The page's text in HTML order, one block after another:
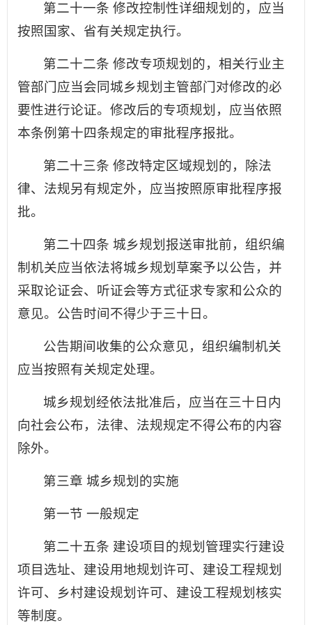
第二十一条 修改控制性详细规划的，应当
按照国家、省有关规定执行。
第二十二条 修改专项规划的，相关行业主
管部门应当会同城乡规划主管部门对修改的必
要性进行论证。修改后的专项规划，应当依照
本条例第十四条规定的审批程序报批。
第二十三条 修改特定区域规划的，除法
律、法规另有规定外，应当按照原审批程序报
批。
第二十四条 城乡规划报送审批前，组织编
制机关应当依法将城乡规划草案予以公告，并
采取论证会、听证会等方式征求专家和公众的
意见。公告时间不得少于三十日。
公告期间收集的公众意见，组织编制机关
应当按照有关规定处理。
城乡规划经依法批准后，应当在三十日内
向社会公布，法律、法规规定不得公布的内容
除外。
第三章 城乡规划的实施
第一节 一般规定
第二十五条 建设项目的规划管理实行建设
项目选址、建设用地规划许可、建设工程规划
许可、乡村建设规划许可、建设工程规划核实
等制度。